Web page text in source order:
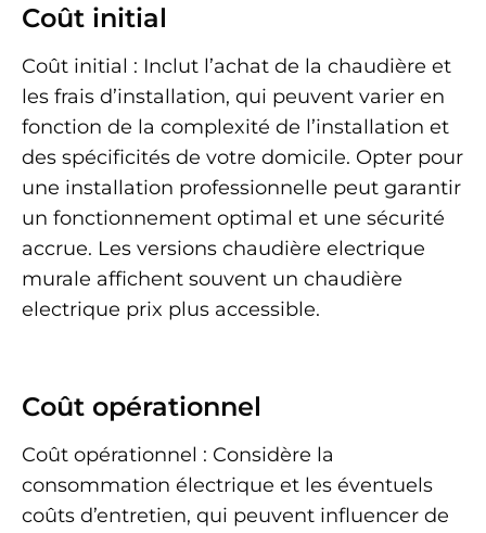
Coût initial
Coût initial : Inclut l’achat de la chaudière et
les frais d’installation, qui peuvent varier en
fonction de la complexité de l’installation et
des spécificités de votre domicile. Opter pour
une installation professionnelle peut garantir
un fonctionnement optimal et une sécurité
accrue. Les versions chaudière electrique
murale affichent souvent un chaudière
electrique prix plus accessible.
Coût opérationnel
Coût opérationnel : Considère la
consommation électrique et les éventuels
coûts d’entretien, qui peuvent influencer de